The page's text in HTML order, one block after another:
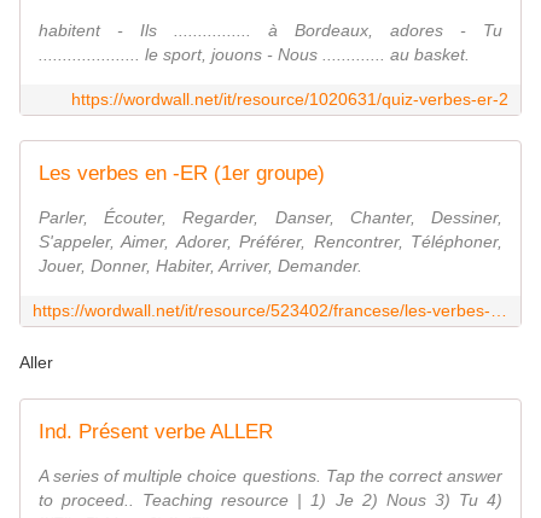
habitent - Ils ................ à Bordeaux, adores - Tu
..................... le sport, jouons - Nous ............. au basket.
https://wordwall.net/it/resource/1020631/quiz-verbes-er-2
Les verbes en -ER (1er groupe)
Parler, Écouter, Regarder, Danser, Chanter, Dessiner,
S'appeler, Aimer, Adorer, Préférer, Rencontrer, Téléphoner,
Jouer, Donner, Habiter, Arriver, Demander.
Aller
Ind. Présent verbe ALLER
A series of multiple choice questions. Tap the correct answer
to proceed.. Teaching resource | 1) Je 2) Nous 3) Tu 4)